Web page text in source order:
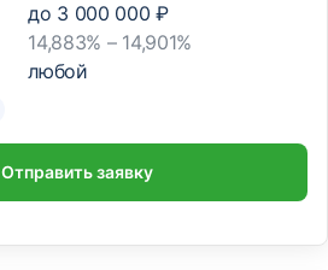
до 3 000 000 ₽
14,883% – 14,901%
любой
Отправить заявку